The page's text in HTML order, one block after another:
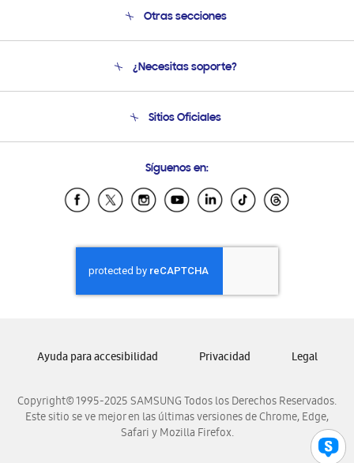
Otras secciones
Soporte
Condiciones de Compra
¿Necesitas soporte?
Soporte vía eMail
Sitios Oficiales
Samsung Ecuador
Samsung El Salvador
Samsung Honduras
Samsung Nicaragua
Samsung Panamá
Samsung Venezuela
Síguenos en:
Copyright© 1995-2025 SAMSUNG Todos los Derechos Reservados.
Este sitio se ve mejor en las últimas versiones de Chrome, Edge,
Safari y Mozilla Firefox.
Ayuda para accesibilidad Privacidad Legal